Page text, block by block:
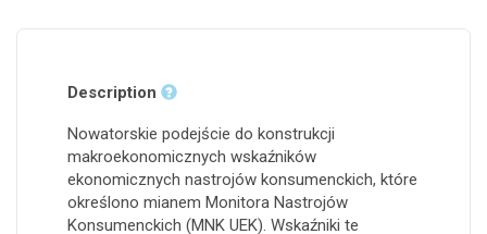
Description
Nowatorskie podejście do konstrukcji
makroekonomicznych wskaźników
ekonomicznych nastrojów konsumenckich, które
określono mianem Monitora Nastrojów
Konsumenckich (MNK UEK). Wskaźniki te